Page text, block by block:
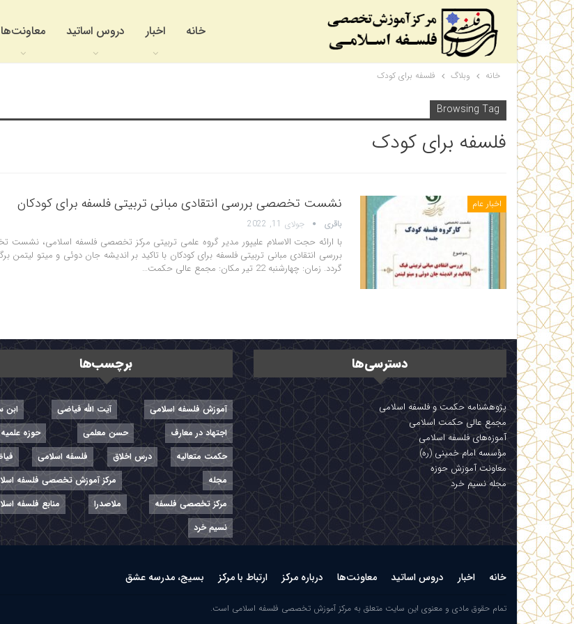
خانه اخبار دروس اساتید معاونت‌ها
خانه وبلاگ فلسفه برای کودک
Browsing Tag
فلسفه برای کودک
اخبار عام نشست تخصصی بررسی انتقادی مبانی تربیتی فلسفه برای کودکان
باقری جولای 11, 2022
با ارائه حجت الاسلام علیپور مدیر گروه علمی تربیتی مرکز تخصصی فلسفه اسلامی،
بررسی انتقادی مبانی تربیتی فلسفه برای کودکان با تاکید بر اندیشه جان دوئی و میتو لیتمن
گردد. زمان: چهارشنبه 22 تیر مکان: مجمع عالی حکمت…
دسترسی‌ها
پژوهشنامه حکمت و فلسفه اسلامی
مجمع عالی حکمت اسلامی
آموزه‌های فلسفه اسلامی
مؤسسه امام خمینی (ره)
معاونت آموزش حوزه
مجله نسیم خرد
برچسب‌ها
آموزش فلسفه اسلامی آیت الله فیاضی
ابن
اجتهاد در معارف
حسن معلمی
حوزه
حکمت متعالیه
درس اخلاق فلسفه اسلامی
مجله
مرکز آموزش تخصصی فلسفه
مرکز تخصصی فلسفه
ملاصدرا
منابع فلسفه
نسیم خرد
خانه اخبار دروس اساتید معاونت‌ها درباره مرکز ارتباط با مرکز بسیج، مدرسه عشق
تمام حقوق مادی و معنوی این سایت متعلق به مرکز آموزش تخصصی فلسفه اسلامی است.